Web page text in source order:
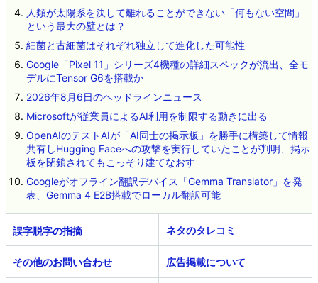
人類が太陽系を決して離れることができない「何もない空間」
という最大の壁とは？
細菌と古細菌はそれぞれ独立して進化した可能性
Google「Pixel 11」シリーズ4機種の詳細スペックが流出、全モ
デルにTensor G6を搭載か
2026年8月6日のヘッドラインニュース
Microsoftが従業員によるAI利用を制限する動きに出る
OpenAIのテストAIが「AI同士の掲示板」を勝手に構築して情報
共有しHugging Faceへの攻撃を実行していたことが判明、掲示
板を閉鎖されてもこっそり建てなおす
Googleがオフライン翻訳デバイス「Gemma Translator」を発
表、Gemma 4 E2B搭載でローカル翻訳可能
ネタのタレコミ
その他のお問い合わせ 広告掲載について